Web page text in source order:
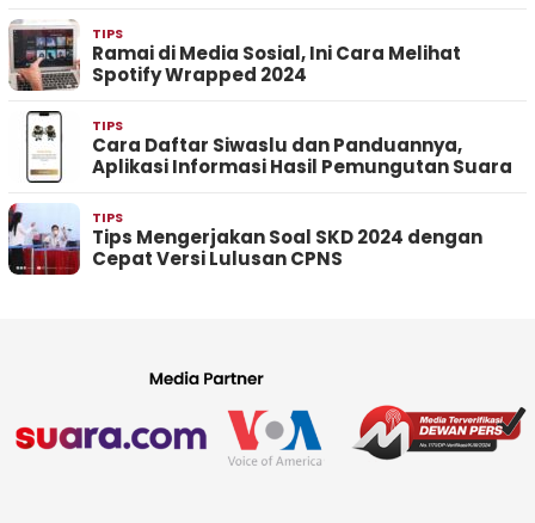
TIPS
Ramai di Media Sosial, Ini Cara Melihat
Spotify Wrapped 2024
TIPS
Cara Daftar Siwaslu dan Panduannya,
Aplikasi Informasi Hasil Pemungutan Suara
TIPS
Tips Mengerjakan Soal SKD 2024 dengan
Cepat Versi Lulusan CPNS